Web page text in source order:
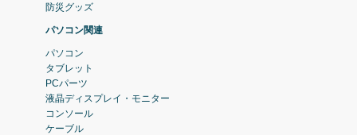
防災グッズ
パソコン関連
パソコン
タブレット
PCパーツ
液晶ディスプレイ・モニター
コンソール
ケーブル